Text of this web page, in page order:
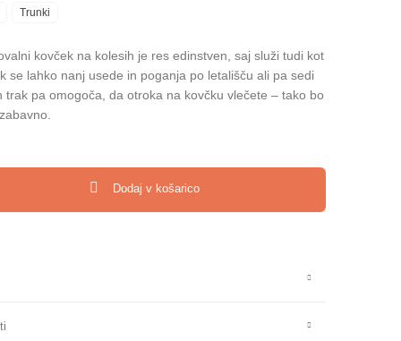
Trunki
kovček na kolesih je res edinstven, saj služi tudi kot
se lahko nanj usede in poganja po letališču ali pa sedi
trak pa omogoča, da otroka na kovčku vlečete – tako bo
kovček na kolesih - Samorog Una količina
Dodaj v košarico